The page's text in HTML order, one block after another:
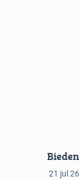
Bieden
21 jul 26